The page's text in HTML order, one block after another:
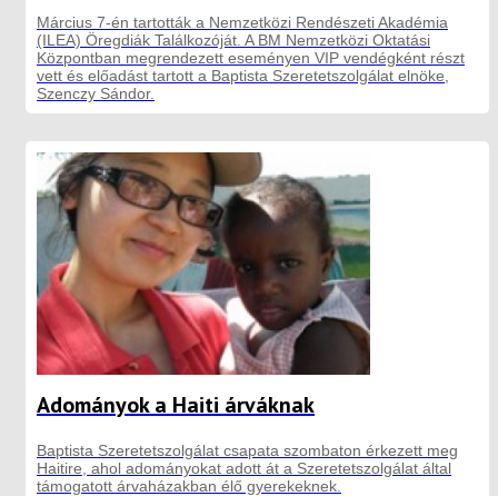
Március 7-én tartották a Nemzetközi Rendészeti Akadémia
(ILEA) Öregdiák Találkozóját. A BM Nemzetközi Oktatási
Központban megrendezett eseményen VIP vendégként részt
vett és előadást tartott a Baptista Szeretetszolgálat elnöke,
Szenczy Sándor.
Adományok a Haiti árváknak
Baptista Szeretetszolgálat csapata szombaton érkezett meg
Haitire, ahol adományokat adott át a Szeretetszolgálat által
támogatott árvaházakban élő gyerekeknek.